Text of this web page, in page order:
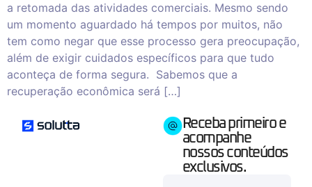
a retomada das atividades comerciais. Mesmo sendo
um momento aguardado há tempos por muitos, não
tem como negar que esse processo gera preocupação,
além de exigir cuidados específicos para que tudo
aconteça de forma segura. Sabemos que a
recuperação econômica será […]
Receba primeiro e
acompanhe
nossos conteúdos
exclusivos.